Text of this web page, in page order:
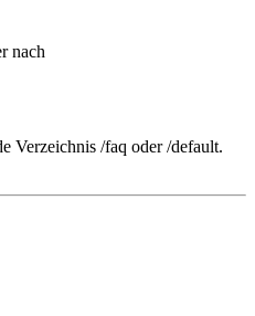
nach
Verzeichnis /faq oder /default.